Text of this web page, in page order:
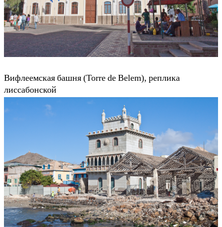
Вифлеемская башня (Torre de Belem), реплика
лиссабонской